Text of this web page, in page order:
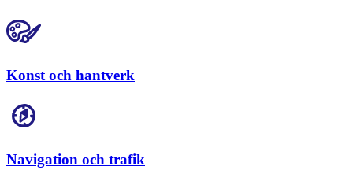
Konst och hantverk
Navigation och trafik